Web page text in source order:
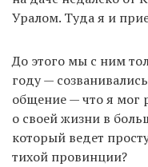
Уралом. Туда я и
До этого мы с ним
году —
общение — что я мог
о своей жизни в
который ведет
тихой провинции?